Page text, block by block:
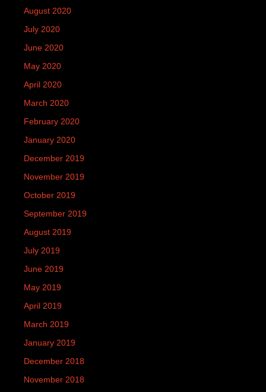
August 2020
July 2020
June 2020
May 2020
April 2020
March 2020
February 2020
January 2020
December 2019
November 2019
October 2019
September 2019
August 2019
July 2019
June 2019
May 2019
April 2019
March 2019
January 2019
December 2018
November 2018